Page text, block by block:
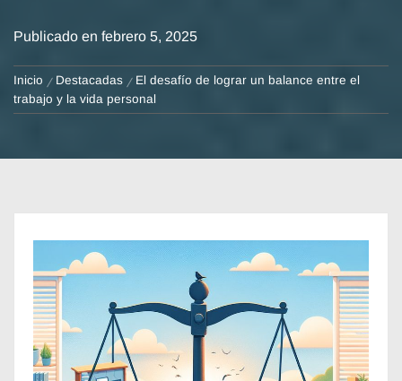
Publicado en febrero 5, 2025
Inicio Destacadas
El desafío de lograr un balance entre el
trabajo y la vida personal